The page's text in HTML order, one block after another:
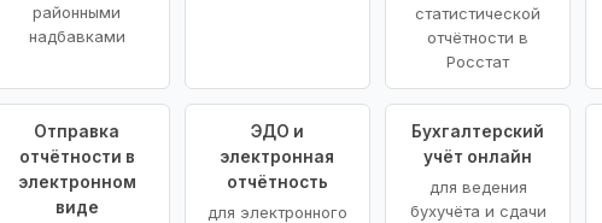
районными
надбавками
статистической
отчётности в
Росстат
Отправка
отчётности в
электронном
виде
ЭДО и
электронная
отчётность
для электронного
Бухгалтерский
учёт онлайн
для ведения
бухучёта и сдачи